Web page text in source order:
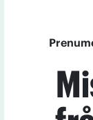
och